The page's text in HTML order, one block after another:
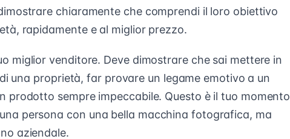
chiaramente che comprendi il loro obiettivo
rapidamente e al miglior prezzo.
miglior venditore. Deve dimostrare che sai mettere in
una proprietà, far provare un legame emotivo a un
prodotto sempre impeccabile. Questo è il tuo momento
persona con una bella macchina fotografica, ma
aziendale.